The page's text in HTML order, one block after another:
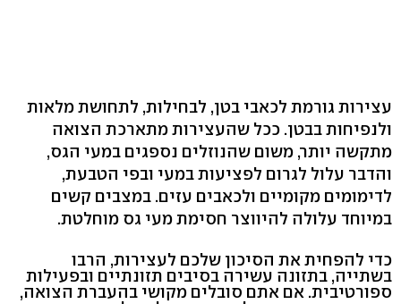
עצירות גורמת לכאבי בטן, לבחילות, לתחושת מלאות
ולנפיחות בבטן. ככל שהעצירות מתארכת הצואה
מתקשה יותר, משום שהנוזלים נספגים במעי הגס,
והדבר עלול לגרום לפציעות במעי ובפי הטבעת,
לדימומים מקומיים ולכאבים עזים. במצבים קשים
במיוחד עלולה להיווצר חסימת מעי גס מוחלטת.
כדי להפחית את הסיכון שלכם לעצירות, הרבו
בשתייה, בתזונה עשירה בסיבים תזונתיים ובפעילות
ספורטיבית. אם אתם סובלים מקושי בהעברת הצואה,